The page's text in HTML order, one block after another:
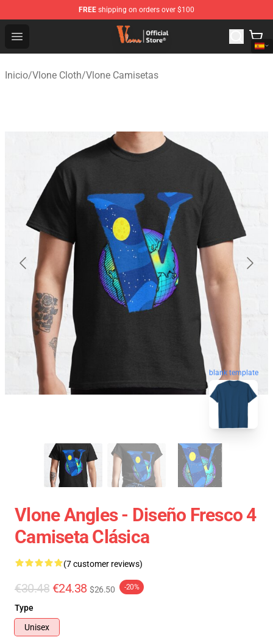
FREE shipping on orders over $100
Open menu
Vlone Shop - Official Vlone Merchandise Store
Inicio/Vlone Cloth/Vlone Camisetas
blank template
Vlone Angles - Diseño Fresco 4
Camiseta Clásica
(7 customer reviews)
€30.48 €24.38 $26.50 -20%
Type
Unisex